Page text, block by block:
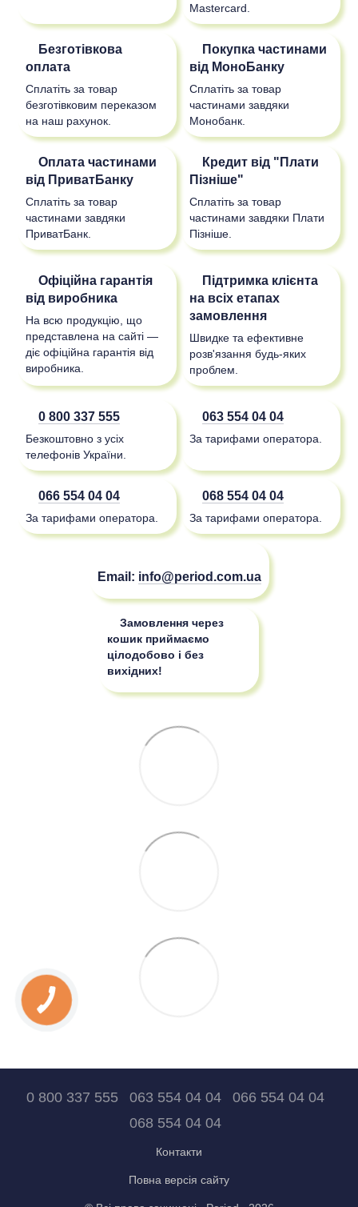
Mastercard.
Безготівкова
оплата
Сплатіть за товар
безготівковим переказом
на наш рахунок.
Покупка частинами
від МоноБанку
Сплатіть за товар
частинами завдяки
Монобанк.
Оплата частинами
від ПриватБанку
Сплатіть за товар
частинами завдяки
ПриватБанк.
Кредит від "Плати
Пізніше"
Сплатіть за товар
частинами завдяки Плати
Пізніше.
Офіційна гарантія
від виробника
На всю продукцію, що
представлена на сайті —
діє офіційна гарантія від
виробника.
Підтримка клієнта
на всіх етапах
замовлення
Швидке та ефективне
розв'язання будь-яких
проблем.
0 800 337 555
Безкоштовно з усіх
телефонів України.
063 554 04 04
За тарифами оператора.
066 554 04 04
За тарифами оператора.
068 554 04 04
За тарифами оператора.
Email: info@period.com.ua
Замовлення через
кошик приймаємо
цілодобово і без
вихідних!
0 800 337 555 063 554 04 04
066 554 04 04
068 554 04 04
Контакти
Повна версія сайту